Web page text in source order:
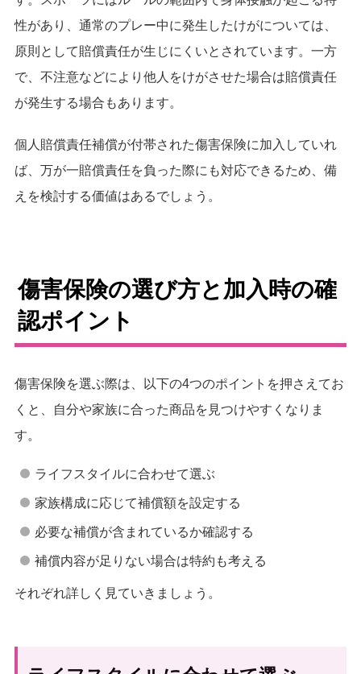
性があり、通常のプレー中に発生したけがについては、
原則として賠償責任が生じにくいとされています。一方
で、不注意などにより他人をけがさせた場合は賠償責任
が発生する場合もあります。
個人賠償責任補償が付帯された傷害保険に加入していれ
ば、万が一賠償責任を負った際にも対応できるため、備
えを検討する価値はあるでしょう。
傷害保険の選び方と加入時の確
認ポイント
傷害保険を選ぶ際は、以下の4つのポイントを押さえてお
くと、自分や家族に合った商品を見つけやすくなりま
す。
ライフスタイルに合わせて選ぶ
家族構成に応じて補償額を設定する
必要な補償が含まれているか確認する
補償内容が足りない場合は特約も考える
それぞれ詳しく見ていきましょう。